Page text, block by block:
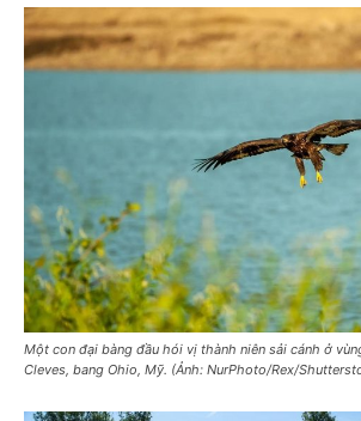
Một con đại bàng đầu hói vị thành niên sải cánh ở
Cleves, bang Ohio, Mỹ. (Ảnh: NurPhoto/Rex/